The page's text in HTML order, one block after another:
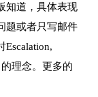
知道，具体表现
题或者只写邮件
的理念。更多的